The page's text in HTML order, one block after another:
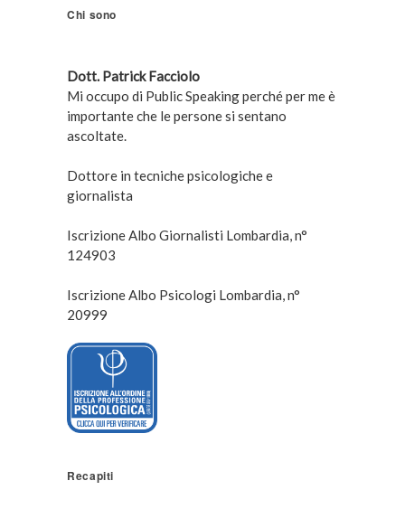
Chi sono
Dott. Patrick Facciolo
Mi occupo di Public Speaking perché per me è
importante che le persone si sentano
ascoltate.
Dottore in tecniche psicologiche e
giornalista
Iscrizione Albo Giornalisti Lombardia, n°
124903
Iscrizione Albo Psicologi Lombardia, n°
20999
Recapiti